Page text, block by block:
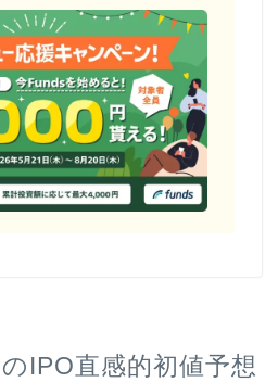
IPO直感的初値予想